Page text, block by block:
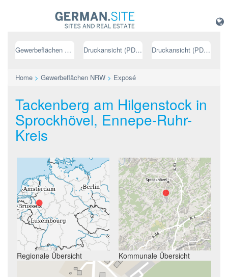
Gewerbeflächen NRW Druckansicht (PDF) // deutsch Druckansicht (PDF) // englisch
Home > Gewerbeflächen NRW > Exposé
Tackenberg am Hilgenstock in
Sprockhövel, Ennepe-Ruhr-
Kreis
Regionale Übersicht Kommunale Übersicht